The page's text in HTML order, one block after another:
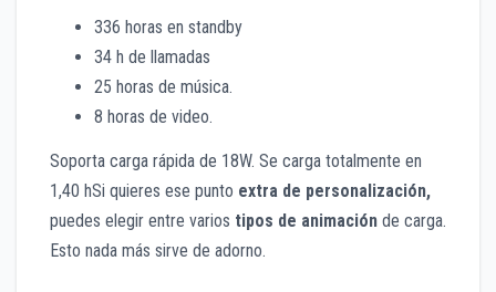
336 horas en standby
34 h de llamadas
25 horas de música.
8 horas de video.
Soporta carga rápida de 18W. Se carga totalmente en
1,40 hSi quieres ese punto extra de personalización,
puedes elegir entre varios tipos de animación de carga.
Esto nada más sirve de adorno.